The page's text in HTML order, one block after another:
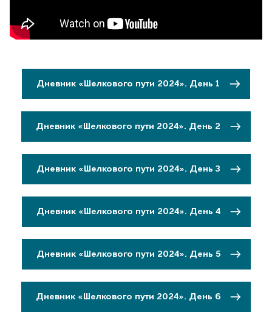
Дневник «Шелкового пути 2024». День 1
Дневник «Шелкового пути 2024». День 2
Дневник «Шелкового пути 2024». День 3
Дневник «Шелкового пути 2024». День 4
Дневник «Шелкового пути 2024». День 5
Дневник «Шелкового пути 2024». День 6